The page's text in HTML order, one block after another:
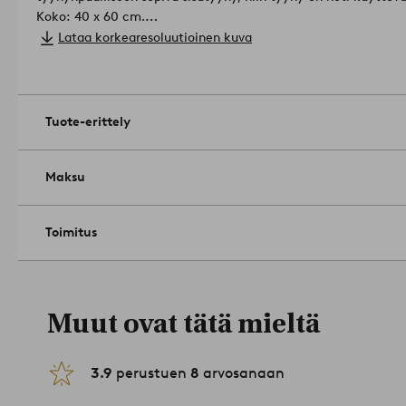
Koko: 40 x 60 cm.
Suljettava tyynyliina: vetoketju.
Konepesu 40 °C. Ei kuivapesua. Ei
Lataa korkearesoluutioinen kuva
Tuote-erittely
Maksu
Toimitus
Muut ovat tätä mieltä
3.9 perustuen 8 arvosanaan